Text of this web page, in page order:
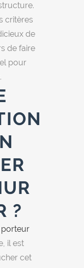
critères
de
de faire
pour
?
porteur
il est
cet